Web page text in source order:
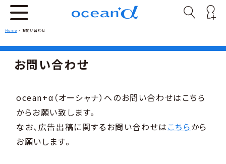
Home > お問い合わせ
お問い合わせ
ocean+α（オーシャナ）へのお問い合わせはこちら
からお願い致します。
なお、広告出稿に関するお問い合わせはこちらから
お願いします。